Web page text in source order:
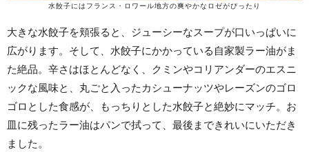
水餃子にはフランス・ロワール地方の爽やかなロゼがぴったり
大きな水餃子を頬張ると、ジューシーなスープが口いっぱいに
広がります。そして、水餃子にかかっている自家製ラー油がま
た絶品。辛さはほとんどなく、クミンやコリアンダーのエスニ
ックな風味と、丸ごと入ったカシューナッツやレーズンのゴロ
ゴロとした食感が、もっちりとした水餃子と絶妙にマッチ。お
皿に残ったラー油はパンで拭って、最後まできれいにいただき
ました。